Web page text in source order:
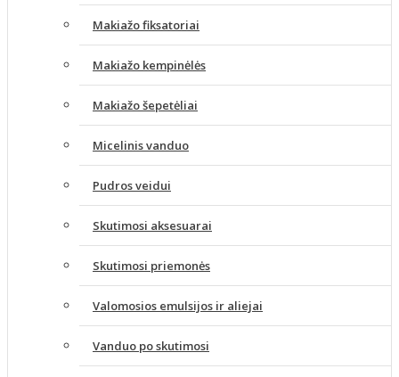
Makiažo fiksatoriai
Makiažo kempinėlės
Makiažo šepetėliai
Micelinis vanduo
Pudros veidui
Skutimosi aksesuarai
Skutimosi priemonės
Valomosios emulsijos ir aliejai
Vanduo po skutimosi